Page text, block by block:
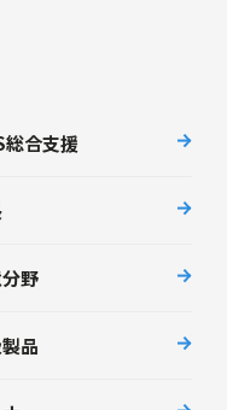
総合支援
野
品